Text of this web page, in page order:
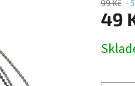
99 Kč
49
cena: